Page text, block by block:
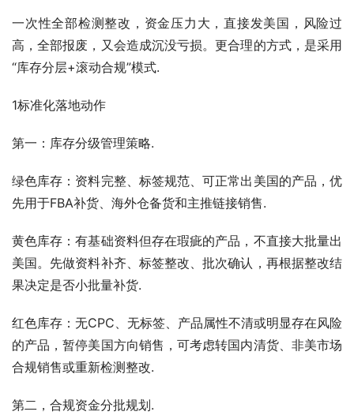
一次性全部检测整改，资金压力大，直接发美国，风险过
高，全部报废，又会造成沉没亏损。更合理的方式，是采用
“库存分层+滚动合规”模式.
1标准化落地动作
第一：库存分级管理策略.
绿色库存：资料完整、标签规范、可正常出美国的产品，优
先用于FBA补货、海外仓备货和主推链接销售.
黄色库存：有基础资料但存在瑕疵的产品，不直接大批量出
美国。先做资料补齐、标签整改、批次确认，再根据整改结
果决定是否小批量补货.
红色库存：无CPC、无标签、产品属性不清或明显存在风险
的产品，暂停美国方向销售，可考虑转国内清货、非美市场
合规销售或重新检测整改.
第二，合规资金分批规划.